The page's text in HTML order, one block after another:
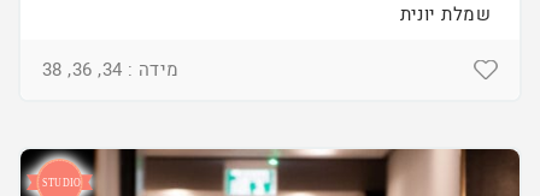
שמלת יונית
מידה : 34, 36, 38